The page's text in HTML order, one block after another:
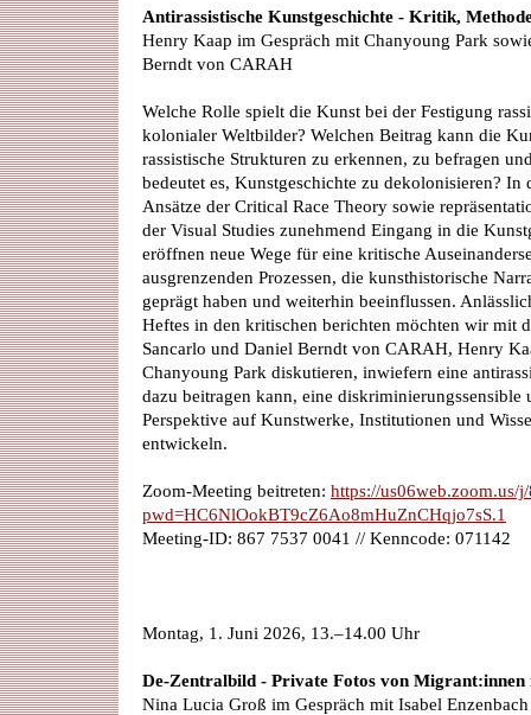
Antirassistische Kunstgeschichte - Kritik,
Henry Kaap im Gespräch mit Chanyoung Park
Berndt von CARAH
Welche Rolle spielt die Kunst bei der Festigung
kolonialer Weltbilder? Welchen Beitrag kann die
rassistische Strukturen zu erkennen, zu befragen
bedeutet es, Kunstgeschichte zu dekolonisieren? In
Ansätze der Critical Race Theory sowie
der Visual Studies zunehmend Eingang in die
eröffnen neue Wege für eine kritische
ausgrenzenden Prozessen, die kunsthistorische
geprägt haben und weiterhin beeinflussen.
Heftes in den kritischen berichten möchten wir mit
Sancarlo und Daniel Berndt von CARAH, Henry
Chanyoung Park diskutieren, inwiefern eine
dazu beitragen kann, eine diskriminierungssensible
Perspektive auf Kunstwerke, Institutionen und
entwickeln.
Zoom-Meeting beitreten: https://us06web.zoom.us/
pwd=HC6NlOokBT9cZ6Ao8mHuZnCHqjo7sS.1
Meeting-ID: 867 7537 0041 // Kenncode: 071142
Montag, 1. Juni 2026, 13.–14.00 Uhr
De-Zentralbild - Private Fotos von Migrant:innen
Nina Lucia Groß im Gespräch mit Isabel